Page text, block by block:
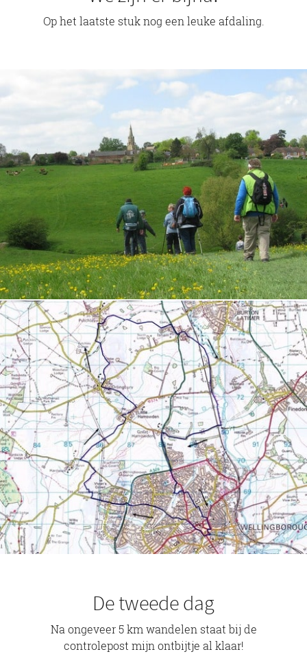
Op het laatste stuk nog een leuke afdaling.
De tweede dag
Na ongeveer 5 km wandelen staat bij de
controlepost mijn ontbijtje al klaar!